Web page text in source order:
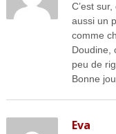
C’est
aussi un
comme
Doudine,
peu de
Bonne
Eva